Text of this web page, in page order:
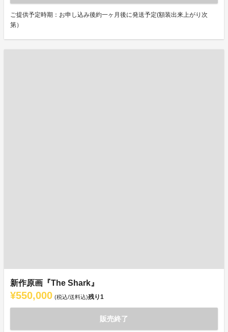
ご提供予定時期：お申し込み後約一ヶ月後に発送予定(額装出来上がり次
第）
新作原画『The Shark』
¥550,000 (税込/送料込)残り1
販売終了